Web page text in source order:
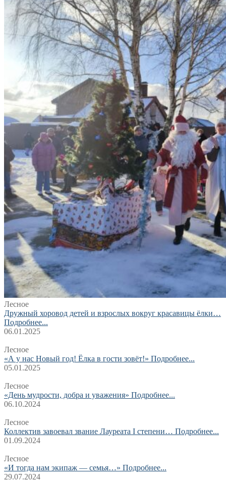
Лесное
Дружный хоровод детей и взрослых вокруг красавицы ёлки…
Подробнее...
06.01.2025
Лесное
«А у нас Новый год! Ёлка в гости зовёт!» Подробнее...
05.01.2025
Лесное
«День мудрости, добра и уважения» Подробнее...
06.10.2024
Лесное
Коллектив завоевал звание Лауреата I степени… Подробнее...
01.09.2024
Лесное
«И тогда нам экипаж — семья…» Подробнее...
29.07.2024